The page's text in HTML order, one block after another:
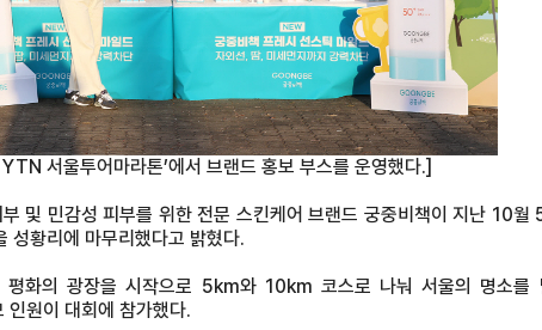
서울투어마라톤’에서 브랜드 홍보 부스를 운영했다.]
및 민감성 피부를 위한 전문 스킨케어 브랜드 궁중비책이 지난 10월
성황리에 마무리했다고 밝혔다.
화의 광장을 시작으로 5km와 10km 코스로 나눠 서울의 명소를
원이 대회에 참가했다.